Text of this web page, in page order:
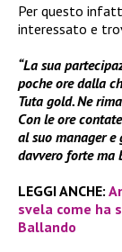
Per questo
interessato e
“La sua
poche ore dalla
Tuta gold. Ne
Con le ore
al suo manager e
davvero forte ma
LEGGI ANCHE:
svela come ha
Ballando